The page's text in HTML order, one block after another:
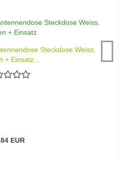
Steckdose Weiss,
+ Einsatz...
EUR